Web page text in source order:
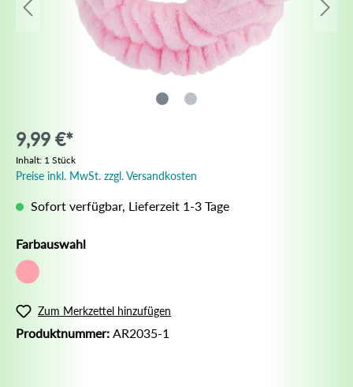
9,99 €*
Inhalt: 1 Stück
Preise inkl. MwSt. zzgl. Versandkosten
Sofort verfügbar, Lieferzeit 1-3 Tage
Farbauswahl
Zum Merkzettel hinzufügen
Produktnummer: AR2035-1